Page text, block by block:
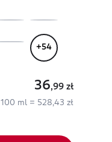
+54
36,99 zł
100 ml = 528,43 zł